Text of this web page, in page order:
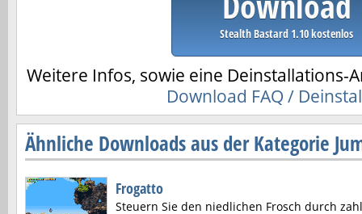
Stealth Bastard 1.10 kostenlos
Weitere Infos, sowie eine Deinstallations-
Download FAQ /
Ähnliche Downloads aus der Kategorie
Frogatto
Steuern Sie den niedlichen Frosch durch